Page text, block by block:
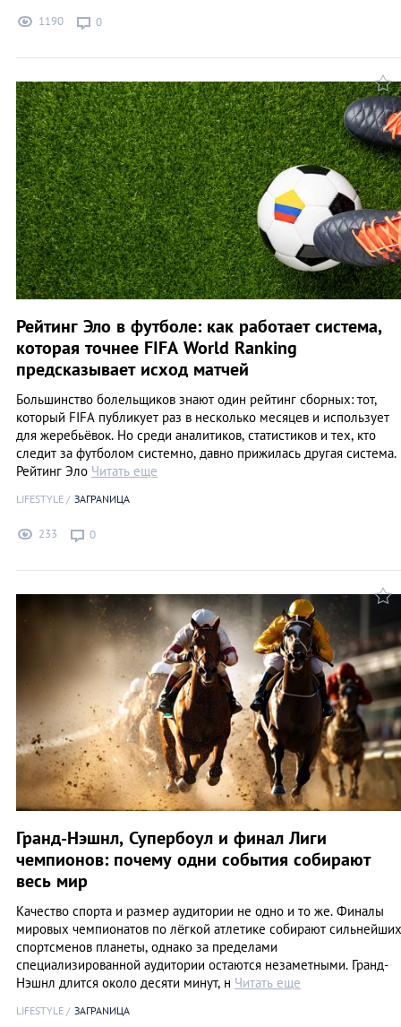
1190 0
Рейтинг Эло в футболе: как работает система,
которая точнее FIFA World Ranking
предсказывает исход матчей
Большинство болельщиков знают один рейтинг сборных: тот,
который FIFA публикует раз в несколько месяцев и использует
для жеребьёвок. Но среди аналитиков, статистиков и тех, кто
следит за футболом системно, давно прижилась другая система.
Рейтинг Эло Читать еще
LIFESTYLE ЗАГРАNИЦА
233 0
Гранд-Нэшнл, Супербоул и финал Лиги
чемпионов: почему одни события собирают
весь мир
Качество спорта и размер аудитории не одно и то же. Финалы
мировых чемпионатов по лёгкой атлетике собирают сильнейших
спортсменов планеты, однако за пределами
специализированной аудитории остаются незаметными. Гранд-
Нэшнл длится около десяти минут, н Читать еще
LIFESTYLE ЗАГРАNИЦА